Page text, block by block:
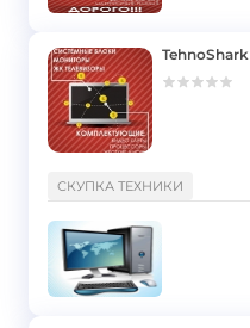
TehnoShark
СКУПКА ТЕХНИКИ